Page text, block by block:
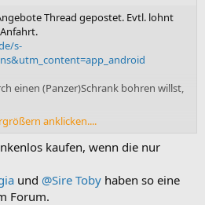
Thread gepostet. Evtl. lohnt
s-
einen (Panzer)Schrank bohren willst,
s-
anklicken....
kaufen, wenn die nur
und @Sire Toby haben so eine
Forum.